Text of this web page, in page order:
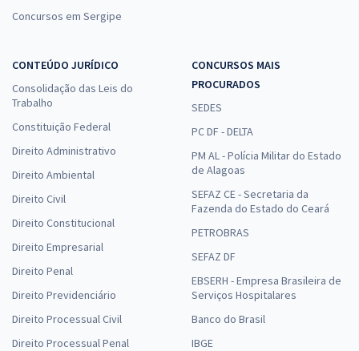
Concursos em Sergipe
CONTEÚDO JURÍDICO
Consolidação das Leis do
Trabalho
Constituição Federal
Direito Administrativo
Direito Ambiental
Direito Civil
Direito Constitucional
Direito Empresarial
Direito Penal
Direito Previdenciário
Direito Processual Civil
Direito Processual Penal
CONCURSOS MAIS
PROCURADOS
SEDES
PC DF - DELTA
PM AL - Polícia Militar do Estado
de Alagoas
SEFAZ CE - Secretaria da
Fazenda do Estado do Ceará
PETROBRAS
SEFAZ DF
EBSERH - Empresa Brasileira de
Serviços Hospitalares
Banco do Brasil
IBGE